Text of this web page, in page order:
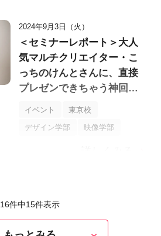
2024年9月3日（火）
＜セミナーレポート＞大人
気マルチクリエイター・こ
っちのけんとさんに、直接
プレゼンできちゃう神回！2
日間で、「はいよろこん
制作の仕事を体験！
イベント 東京校
デザイン学部 映像学部
16件中15件表示